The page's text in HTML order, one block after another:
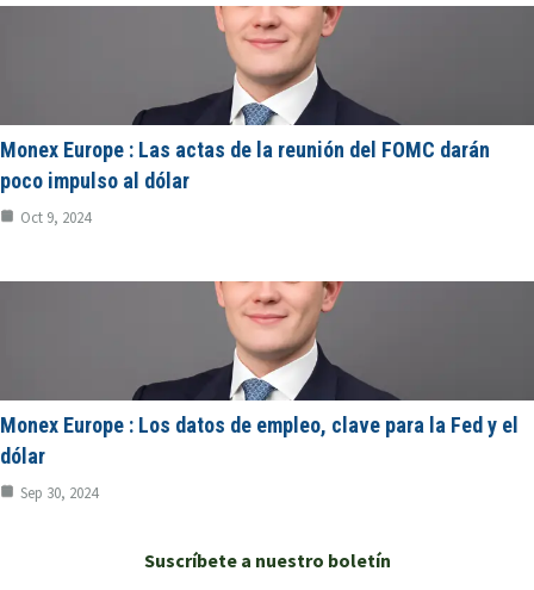
Monex Europe : Las actas de la reunión del FOMC darán
poco impulso al dólar
Oct 9, 2024
Monex Europe : Los datos de empleo, clave para la Fed y el
dólar
Sep 30, 2024
Suscríbete a nuestro boletín